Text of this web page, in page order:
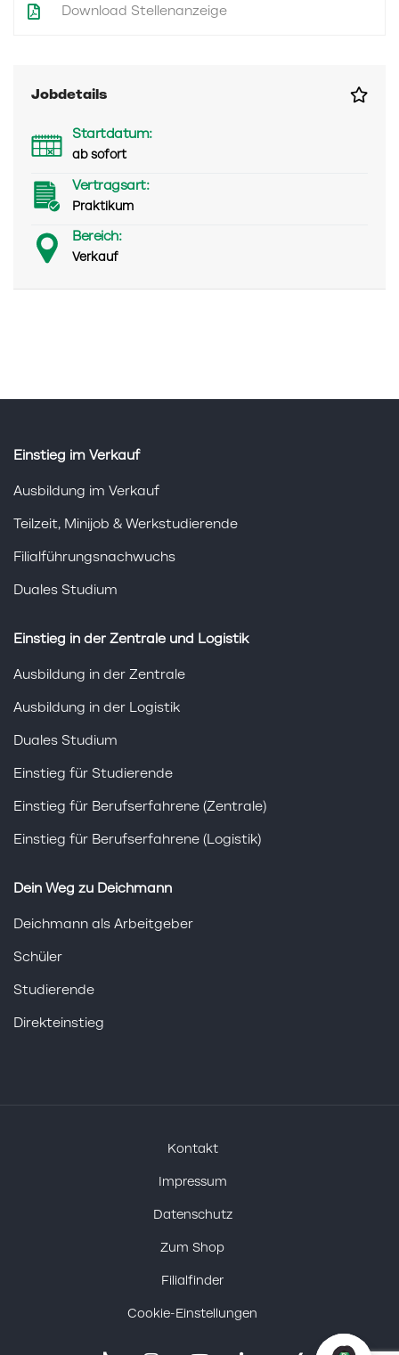
Download Stellenanzeige
Jobdetails
Startdatum:
ab sofort
Vertragsart:
Praktikum
Bereich:
Verkauf
Einstieg im Verkauf
Ausbildung im Verkauf
Teilzeit, Minijob & Werkstudierende
Filialführungsnachwuchs
Duales Studium
Einstieg in der Zentrale und Logistik
Ausbildung in der Zentrale
Ausbildung in der Logistik
Duales Studium
Einstieg für Studierende
Einstieg für Berufserfahrene (Zentrale)
Einstieg für Berufserfahrene (Logistik)
Dein Weg zu Deichmann
Deichmann als Arbeitgeber
Schüler
Studierende
Direkteinstieg
Kontakt
Impressum
Datenschutz
Zum Shop
Filialfinder
Cookie-Einstellungen